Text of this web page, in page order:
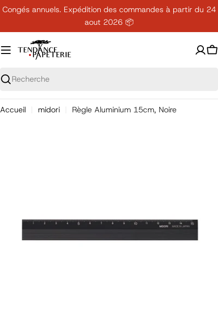
Passer
contenu
Congés annuels. Expédition des commandes à partir du 24
aout 2026 📦
Recherche
Accueil midori Règle Aluminium 15cm, Noire
le média 0 en mode modal